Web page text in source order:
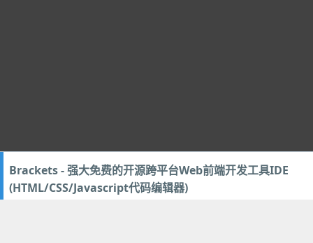
Brackets - 强大免费的开源跨平台Web前端开发工具IDE
(HTML/CSS/Javascript代码编辑器)